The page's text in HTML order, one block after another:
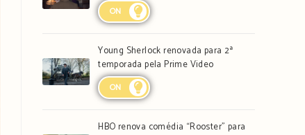
ON
Young Sherlock renovada para 2ª
temporada pela Prime Video
ON
HBO renova comédia “Rooster” para